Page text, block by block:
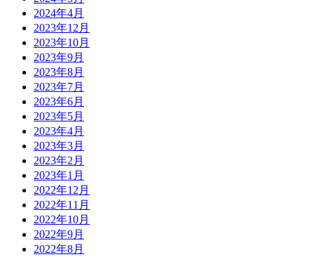
2024年4月
2023年12月
2023年10月
2023年9月
2023年8月
2023年7月
2023年6月
2023年5月
2023年4月
2023年3月
2023年2月
2023年1月
2022年12月
2022年11月
2022年10月
2022年9月
2022年8月